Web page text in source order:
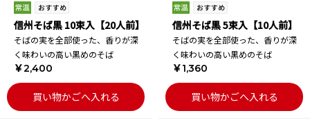
信州そば黒 10束入【20人前】
そばの実を全部使った、香りが深
く味わいの高い黒めのそば
￥2,400
買い物かごへ入れる
信州そば黒 5束入【10人前】
そばの実を全部使った、香りが深
く味わいの高い黒めのそば
￥1,360
買い物かごへ入れる